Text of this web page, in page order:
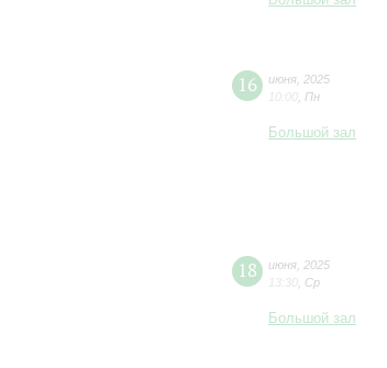
16 июня 2025
10:00 Пн
Большой зал
18 июня 2025
13:30 Ср
Большой зал